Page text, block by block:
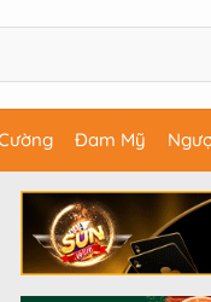
Đam Mỹ